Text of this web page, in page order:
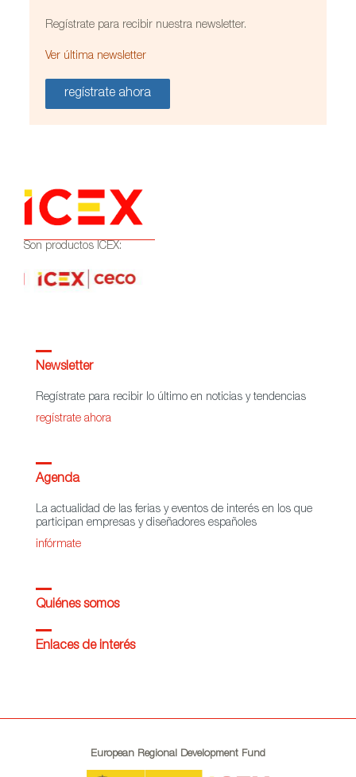
Regístrate para recibir nuestra newsletter.
Ver última newsletter
regístrate ahora
Son productos ICEX:
Newsletter
Regístrate para recibir lo último en noticias y tendencias
regístrate ahora
Agenda
La actualidad de las ferias y eventos de interés en los que
participan empresas y diseñadores españoles
infórmate
Quiénes somos
Enlaces de interés
European Regional Development Fund